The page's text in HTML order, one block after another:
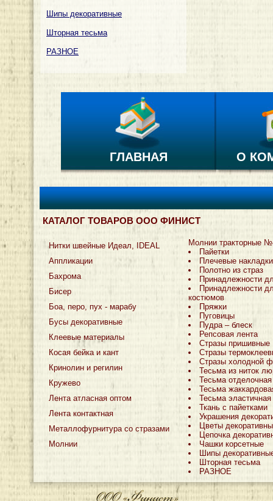
Шипы декоративные
Шторная тесьма
РАЗНОЕ
ГЛАВНАЯ О
КАТАЛОГ ТОВАРОВ ООО ФИНИСТ
Нитки швейные Идеал, IDEAL
Аппликации
Бахрома
Бисер
Боа, перо, пух - марабу
Бусы декоративные
Клеевые материалы
Косая бейка и кант
Кринолин и регилин
Кружево
Лента атласная оптом
Лента контактная
Металлофурнитура со стразами
Молнии
Молнии тракторные
Пайетки
Плечевые накладки
Полотно из страз
Принадлежности
Принадлежности
костюмов
Пряжки
Пуговицы
Пудра – блеск
Репсовая лента
Стразы пришивные
Стразы
Стразы холодной
Тесьма из ниток
Тесьма отделочная
Тесьма
Тесьма эластичная
Ткань с пайетками
Украшения
Цветы
Цепочка
Чашки корсетные
Шипы
Шторная тесьма
РАЗНОЕ